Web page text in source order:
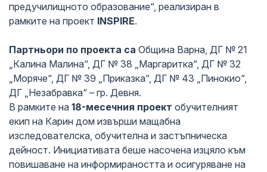
предучилищното образование“, реализиран в
рамките на проект INSPIRE.
Партньори по проекта са Община Варна, ДГ № 21
„Калина Малина“, ДГ № 38 „Маргаритка“, ДГ № 32
„Моряче“, ДГ № 39 „Приказка“, ДГ № 43 „Пинокио“,
ДГ „Незабравка“ – гр. Девня.
В рамките на 18-месечния проект обучителният
екип на Карин дом извърши мащабна
изследователска, обучителна и застъпническа
дейност. Инициативата беше насочена изцяло към
повишаване на информираността и осигуряване на